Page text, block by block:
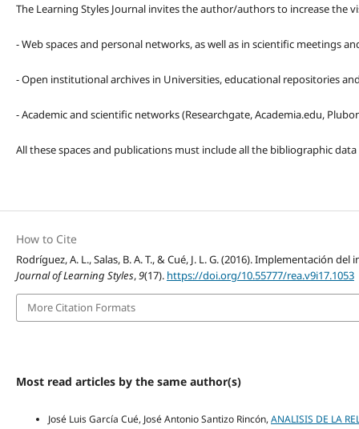
The Learning Styles Journal invites the author/authors to increase the
- Web spaces and personal networks, as well as in scientific meetings
- Open institutional archives in Universities, educational repositories
- Academic and scientific networks (Researchgate, Academia.edu,
All these spaces and publications must include all the bibliographic
How to Cite
Rodríguez, A. L., Salas, B. A. T., & Cué, J. L. G. (2016).
Journal of Learning Styles,9(17). https://doi.org/10.55777/rea.v9i17.1053
More Citation Formats
Most read articles by the same author(s)
José Luis García Cué, José Antonio Santizo Rincón, ANALISIS DE LA